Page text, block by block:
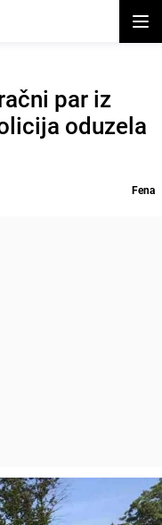
par iz
oduzela
Fena